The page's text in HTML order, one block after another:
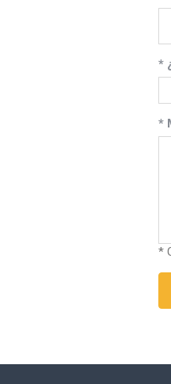
*
*
*